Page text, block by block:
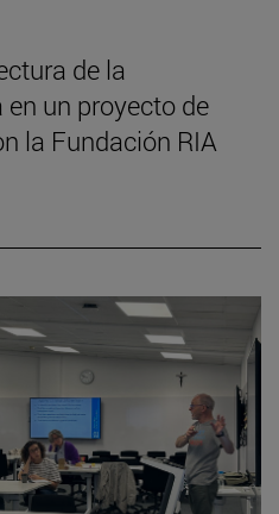
de la
un proyecto de
la Fundación RIA